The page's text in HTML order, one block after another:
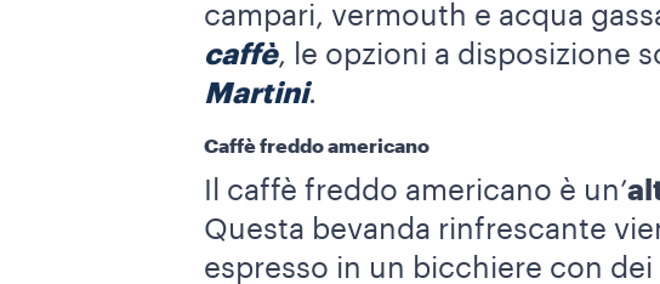
campari, vermouth e acqua
caffè, le opzioni a disposizione
Martini.
Caffè freddo americano
Il caffè freddo americano è un’
Questa bevanda rinfrescante
espresso in un bicchiere con